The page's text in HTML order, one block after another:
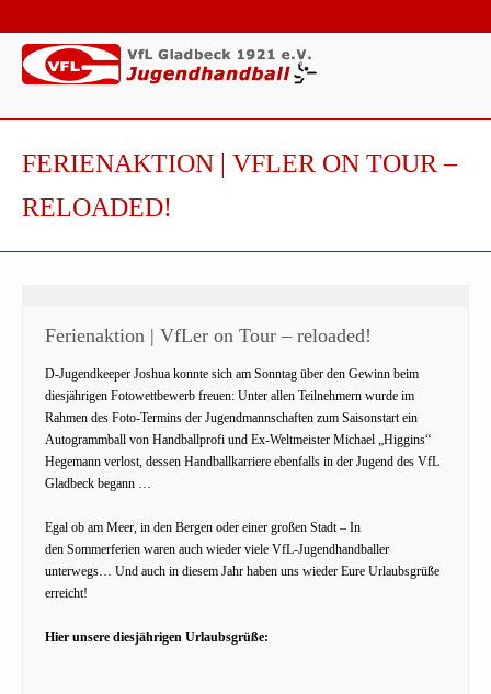
FERIENAKTION | VFLER ON TOUR –
RELOADED!
Ferienaktion | VfLer on Tour – reloaded!
D-Jugendkeeper Joshua konnte sich am Sonntag über den Gewinn beim
diesjährigen Fotowettbewerb freuen: Unter allen Teilnehmern wurde im
Rahmen des Foto-Termins der Jugendmannschaften zum Saisonstart ein
Autogrammball von Handballprofi und Ex-Weltmeister Michael „Higgins“
Hegemann verlost, dessen Handballkarriere ebenfalls in der Jugend des VfL
Gladbeck begann …
Egal ob am Meer, in den Bergen oder einer großen Stadt – In
den Sommerferien waren auch wieder viele VfL-Jugendhandballer
unterwegs… Und auch in diesem Jahr haben uns wieder Eure Urlaubsgrüße
erreicht!
Hier unsere diesjährigen Urlaubsgrüße: